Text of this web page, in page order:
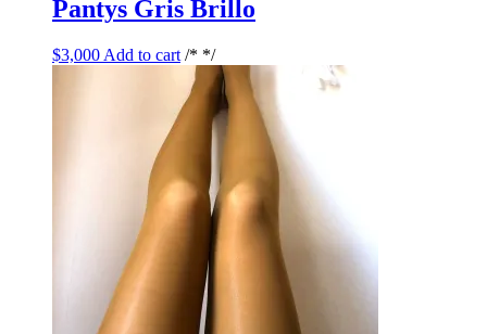
Pantys Gris Brillo
$3,000 Add to cart /* */